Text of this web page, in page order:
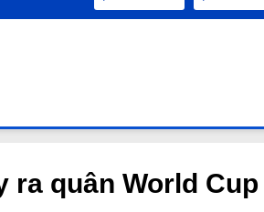
quân World Cup